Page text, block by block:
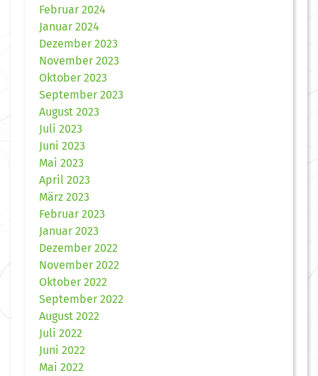
Februar 2024
Januar 2024
Dezember 2023
November 2023
Oktober 2023
September 2023
August 2023
Juli 2023
Juni 2023
Mai 2023
April 2023
März 2023
Februar 2023
Januar 2023
Dezember 2022
November 2022
Oktober 2022
September 2022
August 2022
Juli 2022
Juni 2022
Mai 2022